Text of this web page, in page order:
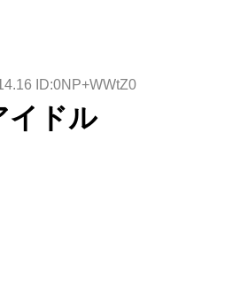
ID:0NP+WWtZ0
イドル